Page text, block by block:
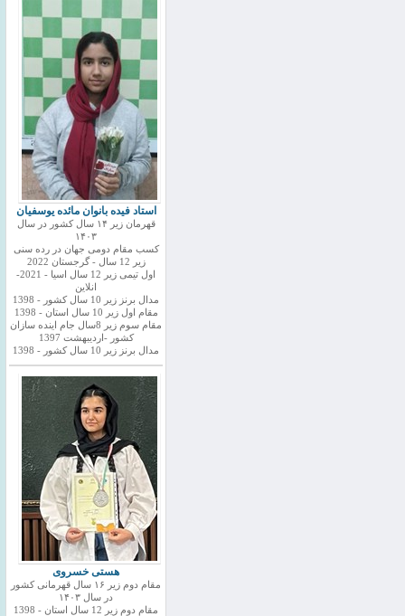
استاد فیده بانوان مائده یوسفیان
قهرمان زیر ۱۴ سال کشور در سال
۱۴۰۳
کسب مقام دومی جهان در رده سنی
زیر 12 سال - گرجستان 2022
اول تیمی زیر 12 سال اسیا - 2021-
انلاین
مدال برنز زیر 10 سال کشور - 1398
مقام اول زیر 10 سال استان - 1398
مقام سوم زیر 8سال جام اینده سازان
کشور -اردیبهشت 1397
مدال برنز زیر 10 سال کشور - 1398
هستی خسروی
مقام دوم زیر ۱۶ سال قهرمانی کشور
در سال ۱۴۰۳
مقام دوم زیر 12 سال استان - 1398